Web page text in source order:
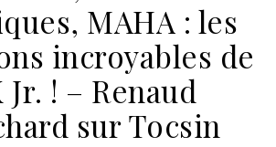
MAHA : les
incroyables de
Jr. ! – Renaud
sur Tocsin